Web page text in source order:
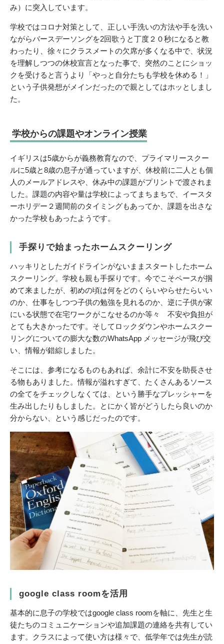
み）に突入しています。
学校ではコロナ対策として、正しい手洗いの方法や手を洗い
ながらバースデーソングを2回歌うと丁度２０秒になると教
わったり、徐々にクラスメートの欠席が多くなる中で、状況
を理解しつつの休校宣言となった事で、突然のことにショッ
クを受けると言うより「やっと自分たちも学校を休める！」
という子供発想がメインだったので親としてはホッとしまし
た。
学校からの課題やオンライン授業
イギリスは5歳からが義務教育なので、プライマリースクー
ルに5歳と8歳の息子が通っていますが、休校前に二人とも個
人のメールアドレスや、休み中の課題がプリントで渡されま
した。課題の内容や量は学校によってまちまちで、イースタ
ーホリデー２週間前のタイミングもあってか、課題を出さな
かった学校もあったようです。
手探りで始まったホームスクーリング
ハッキリとしたガイドラインがないままスタートしたホーム
スクーリング。学校も親も手探りです。今でこそペースが掴
めて来ましたが、初めの頃は何をどのくらいやらせたらいい
のか、仕事をしつつ子供の勉強を見れるのか、逆に子供が家
にいる状態で在宅ワークがこなせるのか等々 不安や負担が
とても大きかったです。そしてロックダウンやホームスクー
リングについての膨大な数のWhatsApp メッセージが飛び交
い、情報が錯綜しました。
そこには、参考になるものもあれば、余計に不安を助長させ
る物もありました。情報が溢れすぎて、たくさんあるソース
の全てをチェックしなくては、という勝手なプレッシャーを
生み出したりもしました。とにかく皆がどうしたら良いのか
分からない、という感じだったのです。
google class roomを活用
基本的に息子の学校ではgoogle class roomを軸に、先生と生
徒たちのコミュニケーションや追加課題の連絡を共有してい
ます。クラスによって使い方は様々で、低学年では先生が読